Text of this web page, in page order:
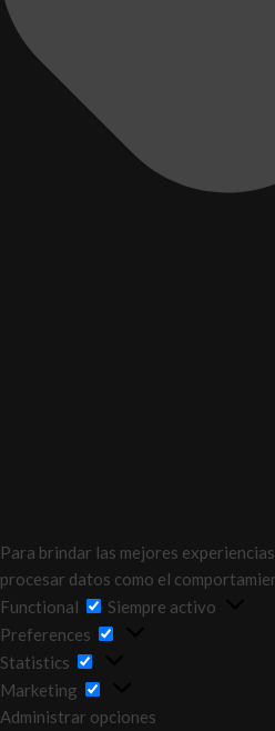
Para brindar las mejores
procesar datos como el
Functional
Functional
Siempre activo
Preferences
Statistics
Marketing
Administrar opciones